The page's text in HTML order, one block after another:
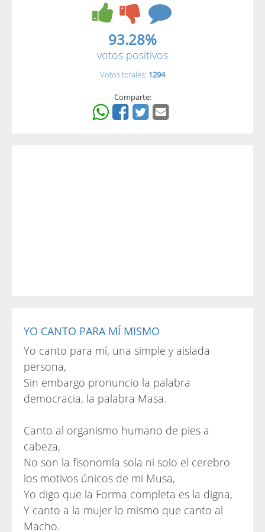
93.28%
votos positivos
Votos totales: 1294
Comparte:
YO CANTO PARA MÍ MISMO
Yo canto para mí, una simple y aislada
persona,
Sin embargo pronuncio la palabra
democracia, la palabra Masa.
Canto al organismo humano de pies a
cabeza,
No son la fisonomía sola ni solo el cerebro
los motivos únicos de mi Musa,
Yo digo que la Forma completa es la digna,
Y canto a la mujer lo mismo que canto al
Macho.